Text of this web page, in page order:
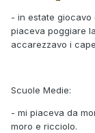
- in estate giocavo
piaceva poggiare
accarezzavo i
Scuole Medie:
- mi piaceva da
moro e ricciolo.